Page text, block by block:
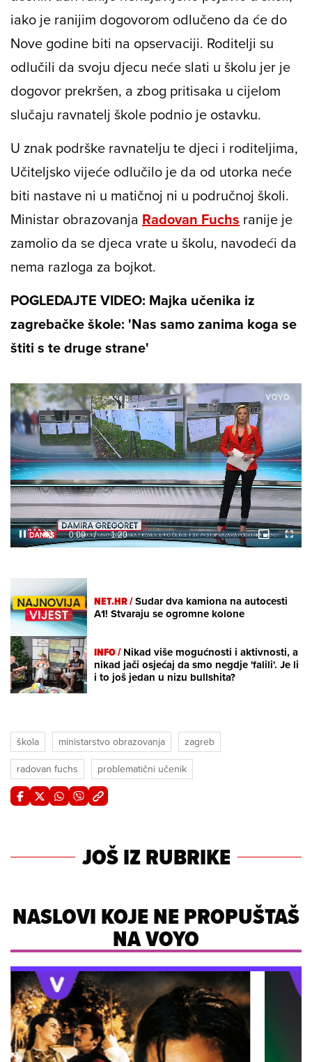
iako je ranijim dogovorom odlučeno da će do
Nove godine biti na opservaciji. Roditelji su
odlučili da svoju djecu neće slati u školu jer je
dogovor prekršen, a zbog pritisaka u cijelom
slučaju ravnatelj škole podnio je ostavku.
U znak podrške ravnatelju te djeci i roditeljima,
Učiteljsko vijeće odlučilo je da od utorka neće
biti nastave ni u matičnoj ni u područnoj školi.
Ministar obrazovanja Radovan Fuchs ranije je
zamolio da se djeca vrate u školu, navodeći da
nema razloga za bojkot.
POGLEDAJTE VIDEO: Majka učenika iz
zagrebačke škole: 'Nas samo zanima koga se
štiti s te druge strane'
Unmute /
Loaded:
18.25%
NET.HR /Sudar dva kamiona na autocesti
A1! Stvaraju se ogromne kolone
INFO /Nikad više mogućnosti i aktivnosti, a
nikad jači osjećaj da smo negdje 'falili'. Je li
i to još jedan u nizu bullshita?
škola ministarstvo obrazovanja
zagreb
radovan fuchs
problematični učenik
JOŠ IZ RUBRIKE
NASLOVI KOJE NE PROPUŠTAŠ
NA VOYO